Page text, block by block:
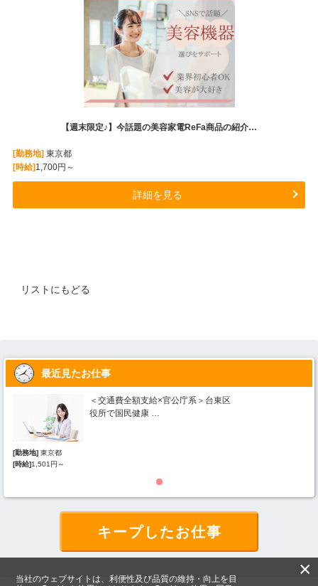
【週末限定♪】今話題の美容家電ReFa商品の紹介…
[勤務地] 東京都
[時給] 1,700円～
詳細を見る
リストにもどる
最近見たお仕事
＜交通費全額支給×官公庁系＞台東区
役所で国民健康 …
[勤務地] 東京都
[時給]1,501円～
キープしたお仕事
×
当社のウェブサイトは、利便性及び品質の維持・向上を目